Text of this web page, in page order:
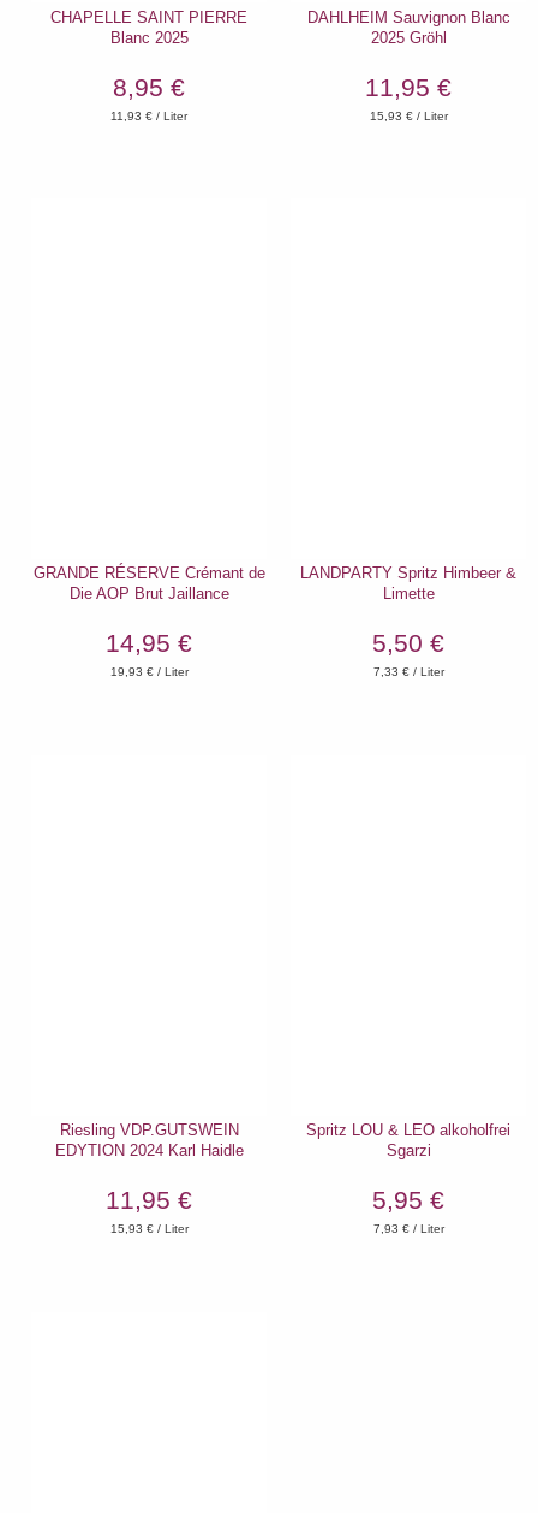
CHAPELLE SAINT PIERRE
Blanc 2025
8,95 €
11,93 € / Liter
DAHLHEIM Sauvignon Blanc
2025 Gröhl
11,95 €
15,93 € / Liter
GRANDE RÉSERVE Crémant de
Die AOP Brut Jaillance
14,95 €
19,93 € / Liter
LANDPARTY Spritz Himbeer &
Limette
5,50 €
7,33 € / Liter
Riesling VDP.GUTSWEIN
EDYTION 2024 Karl Haidle
11,95 €
15,93 € / Liter
Spritz LOU & LEO alkoholfrei
Sgarzi
5,95 €
7,93 € / Liter